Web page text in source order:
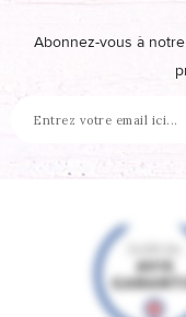
Abonnez-vous à